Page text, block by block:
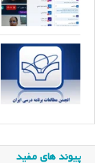
پیوند های مفید